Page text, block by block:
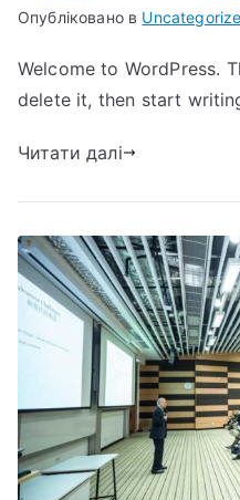
Опубліковано в
Welcome to WordPress.
delete it, then start
Читати далі